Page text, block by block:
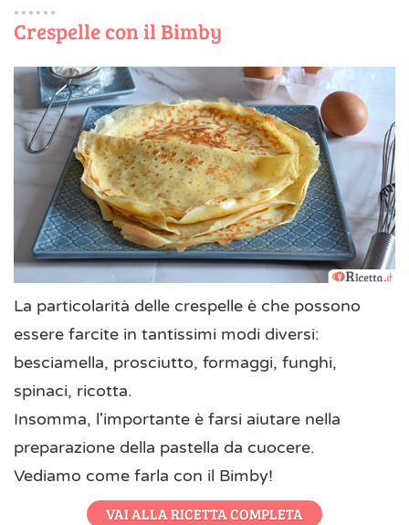
Crespelle con il Bimby
La particolarità delle crespelle è che possono
essere farcite in tantissimi modi diversi:
besciamella, prosciutto, formaggi, funghi,
spinaci, ricotta.
Insomma, l'importante è farsi aiutare nella
preparazione della pastella da cuocere.
Vediamo come farla con il Bimby!
VAI ALLA RICETTA COMPLETA